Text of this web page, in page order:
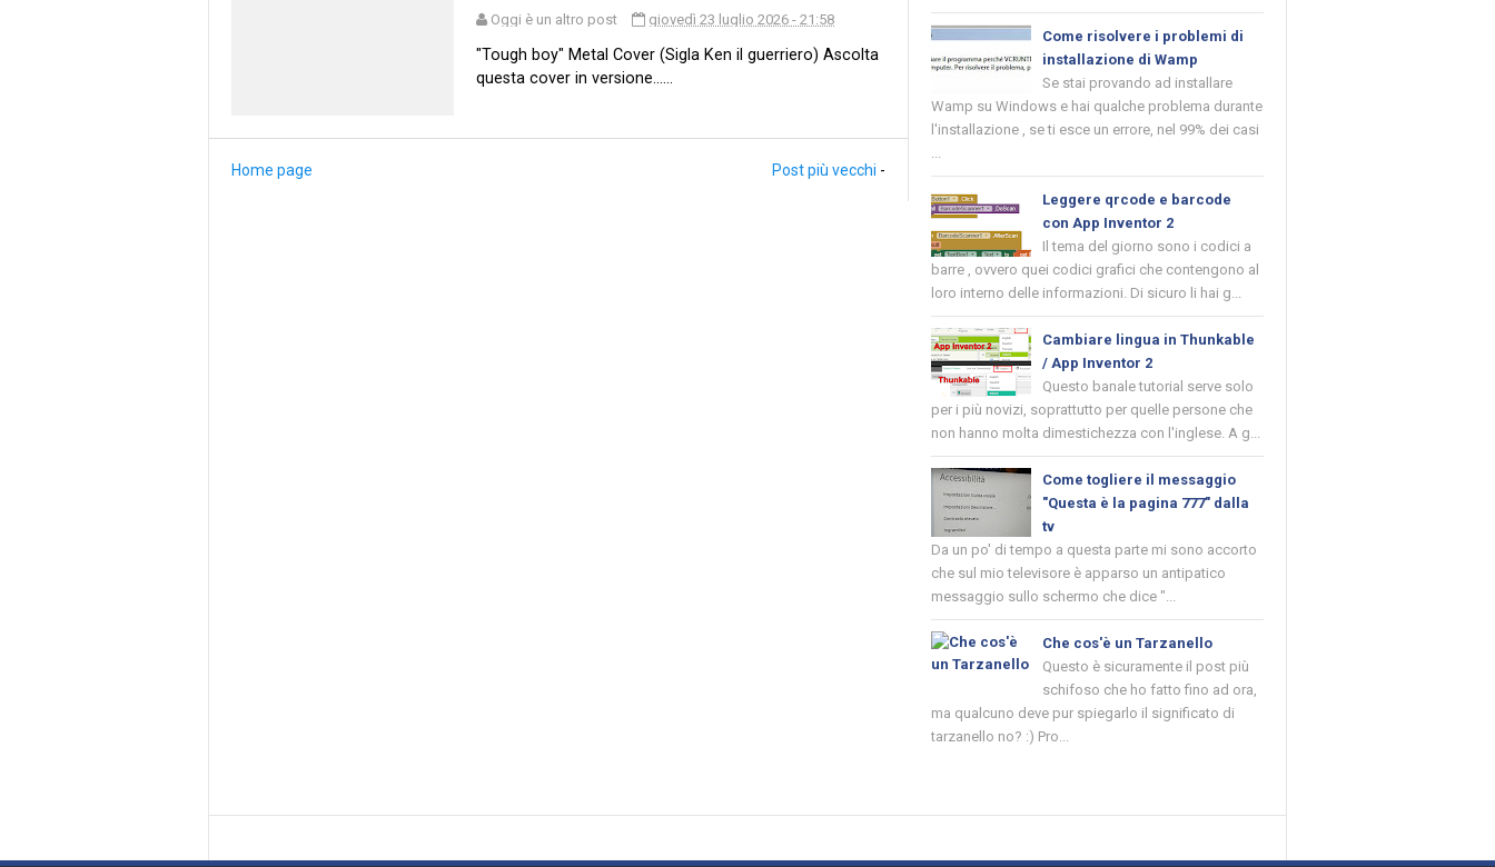
Oggi è un altro post giovedì 23 luglio 2026 - 21:58
"Tough boy" Metal Cover (Sigla Ken il guerriero) Ascolta
questa cover in versione......
Post più vecchi -
Home page
Come risolvere i problemi di
installazione di Wamp
Se stai provando ad installare
Wamp su Windows e hai qualche problema durante
l'installazione , se ti esce un errore, nel 99% dei casi
...
Leggere qrcode e barcode
con App Inventor 2
Il tema del giorno sono i codici a
barre , ovvero quei codici grafici che contengono al
loro interno delle informazioni. Di sicuro li hai g...
Cambiare lingua in Thunkable
/ App Inventor 2
Questo banale tutorial serve solo
per i più novizi, soprattutto per quelle persone che
non hanno molta dimestichezza con l'inglese. A g...
Come togliere il messaggio
"Questa è la pagina 777" dalla
tv
Da un po' di tempo a questa parte mi sono accorto
che sul mio televisore è apparso un antipatico
messaggio sullo schermo che dice "...
Che cos'è un Tarzanello
Questo è sicuramente il post più
schifoso che ho fatto fino ad ora,
ma qualcuno deve pur spiegarlo il significato di
tarzanello no? :) Pro...